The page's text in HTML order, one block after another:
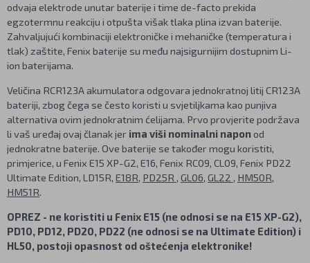
odvaja elektrode unutar baterije i time de-facto prekida
egzotermnu reakciju i otpušta višak tlaka plina izvan baterije.
Zahvaljujući kombinaciji elektroničke i mehaničke (temperatura i
tlak) zaštite, Fenix baterije su među najsigurnijim dostupnim Li-
ion baterijama.
Veličina RCR123A akumulatora odgovara jednokratnoj litij CR123A
bateriji, zbog čega se često koristi u svjetiljkama kao punjiva
alternativa ovim jednokratnim ćelijama. Prvo provjerite podržava
li vaš uređaj ovaj članak jer ima viši nominalni naponod
jednokratne baterije. Ove baterije se također mogu koristiti,
primjerice, u Fenix E15 XP-G2, E16, Fenix RC09, CL09, Fenix PD22
Ultimate Edition, LD15R, E18R, PD25R , GL06, GL22 , HM50R,
HM51R.
OPREZ - ne koristiti u Fenix E15 (ne odnosi se na E15 XP-G2),
PD10, PD12, PD20, PD22 (ne odnosi se na Ultimate Edition) i
HL50, postoji opasnost od oštećenja elektronike!